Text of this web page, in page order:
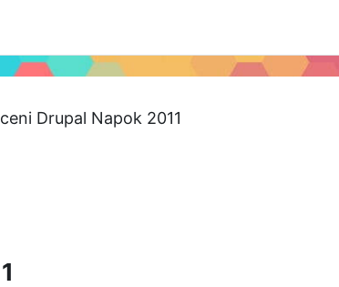
Drupal Napok 2011